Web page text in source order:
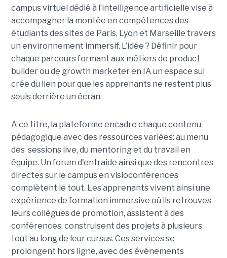
campus virtuel dédié à l’intelligence artificielle vise à
accompagner la montée en compétences des
étudiants des sites de Paris, Lyon et Marseille travers
un environnement immersif. L’idée ? Définir pour
chaque parcours formant aux métiers de product
builder ou de growth marketer en IA un espace sui
crée du lien pour que les apprenants ne restent plus
seuls derrière un écran.
A ce titre, la plateforme encadre chaque contenu
pédagogique avec des ressources variées: au menu
des sessions live, du mentoring et du travail en
équipe. Un forum d'entraide ainsi que des rencontres
directes sur le campus en visioconférences
complètent le tout. Les apprenants vivent ainsi une
expérience de formation immersive où ils retrouves
leurs collègues de promotion, assistent à des
conférences, construisent des projets à plusieurs
tout au long de leur cursus. Ces services se
prolongent hors ligne, avec des événements